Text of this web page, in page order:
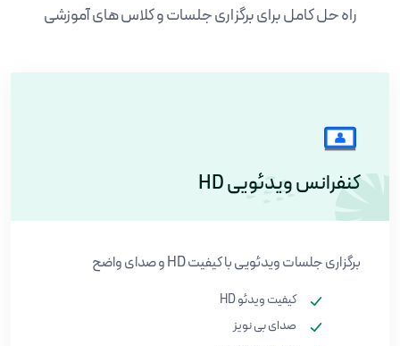
راه حل کامل برای برگزاری جلسات و کلاس های آموزشی
کنفرانس ویدئویی HD
برگزاری جلسات ویدئویی با کیفیت HD و صدای واضح
کیفیت ویدئو HD
صدای بی نویز